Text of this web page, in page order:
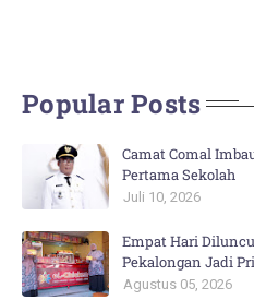
Popular Posts
Camat Comal
Pertama Sekolah
Juli 10, 2026
Empat Hari
Pekalongan Jadi
Agustus 05, 2026